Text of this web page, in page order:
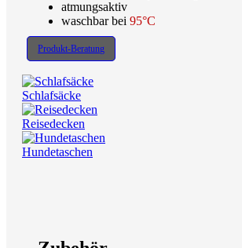
atmungsaktiv
waschbar bei 95°C
Produkt-Beratung
Schlafsäcke
Reisedecken
Hundetaschen